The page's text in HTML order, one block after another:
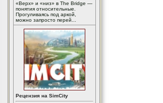
«Верх» и «низ» в The Bridge —
понятия относительные.
Прогуливаясь под аркой,
можно запросто перей...
Рецензия на SimCity